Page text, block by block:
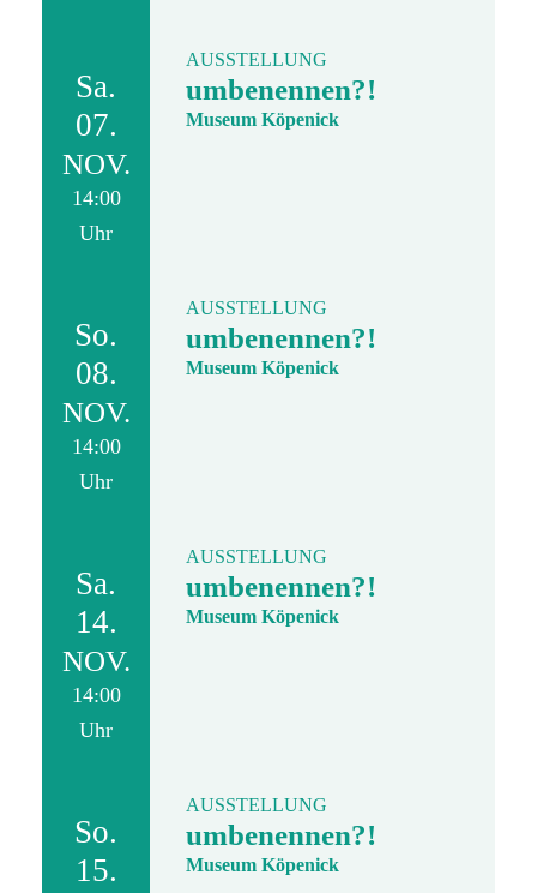
Sa.
07.
NOV.
14:00
Uhr
AUSSTELLUNG
umbenennen?!
Museum Köpenick
So.
08.
NOV.
14:00
Uhr
AUSSTELLUNG
umbenennen?!
Museum Köpenick
Sa.
14.
NOV.
14:00
Uhr
AUSSTELLUNG
umbenennen?!
Museum Köpenick
So.
15.
AUSSTELLUNG
umbenennen?!
Museum Köpenick